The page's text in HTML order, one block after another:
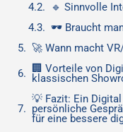
🔹 Sinnvolle
🕶️ Braucht
🚀 Wann macht
🏢 Vorteile von
klassischen
💡 Fazit: Ein
persönliche
für eine bessere